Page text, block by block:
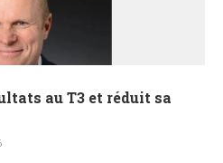
au T3 et réduit sa